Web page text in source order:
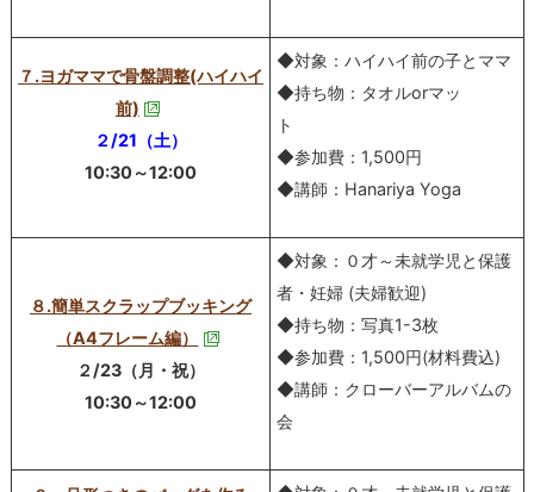
７.ヨガママで骨盤調整(ハイハイ
前)
２/21（土）
10:30～12:00
◆対象：ハイハイ前の子とママ
◆持ち物：タオルorマッ
ト
◆参加費：1,500円
◆講師：Hanariya Yoga
８.簡単スクラップブッキング
（A4フレーム編）
２/23（月・祝）
10:30～12:00
◆対象：０才～未就学児と保護
者・妊婦 (夫婦歓迎)
◆持ち物：写真1-3枚
◆参加費：1,500円(材料費込)
◆講師：クローバーアルバムの
会